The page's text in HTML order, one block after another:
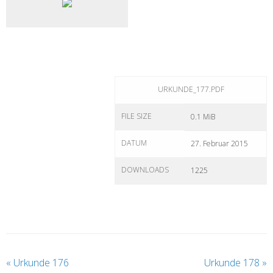
URKUNDE_177.PDF
FILE SIZE 0.1 MiB
DATUM 27. Februar 2015
DOWNLOADS 1225
« Urkunde 176 Urkunde 178 »